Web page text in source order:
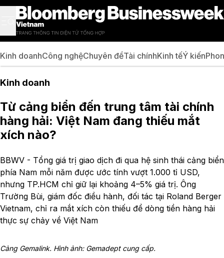
Kinh doanhCông nghệChuyên đềTài chínhKinh tếÝ kiến
Kinh doanh
Từ cảng biển đến trung tâm tài chính
hàng hải: Việt Nam đang thiếu mắt
xích nào?
BBWV - Tổng giá trị giao dịch đi qua hệ sinh thái cảng biển
phía Nam mỗi năm được ước tính vượt 1.000 tỉ USD,
nhưng TP.HCM chỉ giữ lại khoảng 4–5% giá trị. Ông
Trường Bùi, giám đốc điều hành, đối tác tại Roland Berger
Vietnam, chỉ ra mắt xích còn thiếu để dòng tiền hàng hải
thực sự chảy về Việt Nam
Cảng Gemalink. Hình ảnh: Gemadept cung cấp.